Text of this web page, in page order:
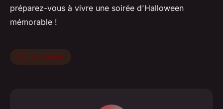
préparez-vous à vivre une soirée d'Halloween
mémorable !
Divertissement